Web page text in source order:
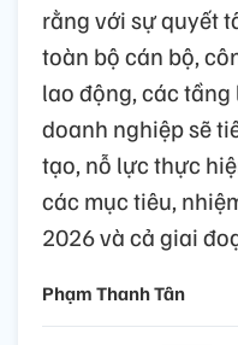
rằng với sự quyết
toàn bộ cán bộ,
lao động, các
doanh nghiệp sẽ
tạo, nỗ lực thực
các mục tiêu,
2026 và cả giai
Phạm Thanh Tân